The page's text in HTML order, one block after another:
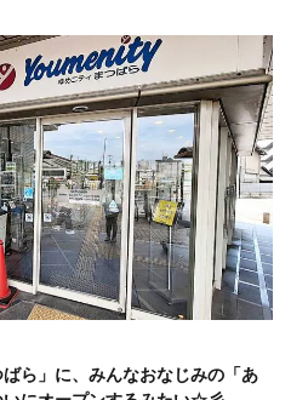
ばら」に、みんなおなじみの「あ